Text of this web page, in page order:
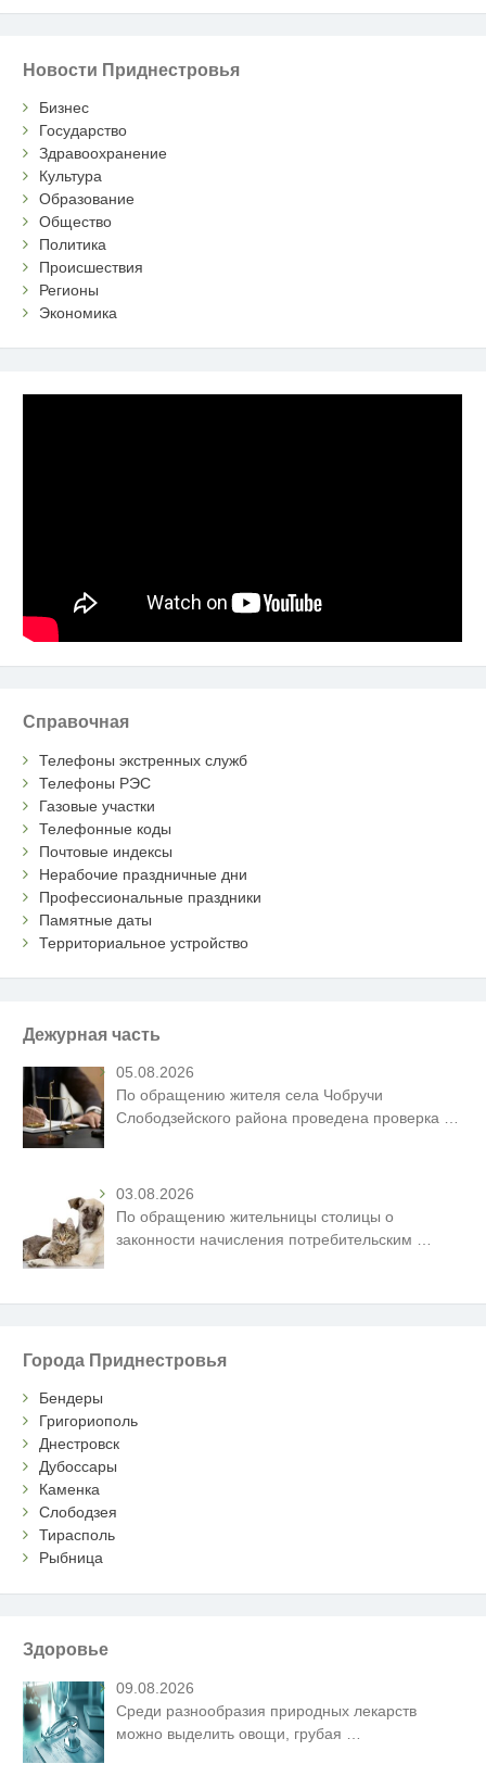
Новости Приднестровья
Бизнес
Государство
Здравоохранение
Культура
Образование
Общество
Политика
Происшествия
Регионы
Экономика
Справочная
Телефоны экстренных служб
Телефоны РЭС
Газовые участки
Телефонные коды
Почтовые индексы
Нерабочие праздничные дни
Профессиональные праздники
Памятные даты
Территориальное устройство
Дежурная часть
05.08.2026
По обращению жителя села Чобручи
Слободзейского района проведена проверка …
03.08.2026
По обращению жительницы столицы о
законности начисления потребительским
Города Приднестровья
Бендеры
Григориополь
Днестровск
Дубоссары
Каменка
Слободзея
Тирасполь
Рыбница
Здоровье
09.08.2026
Среди разнообразия природных лекарств
можно выделить овощи, грубая